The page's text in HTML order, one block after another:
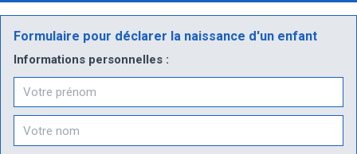
Formulaire pour déclarer la naissance d'un enfant
Informations personnelles :